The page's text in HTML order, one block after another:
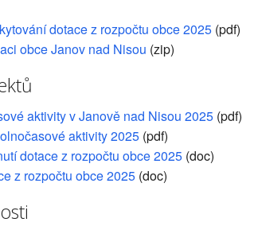
dotace z rozpočtu obce 2025(pdf)
obce Janov nad Nisou (zip)
aktivity v Janově nad Nisou 2025(pdf)
aktivity 2025(pdf)
dotace z rozpočtu obce 2025(doc)
z rozpočtu obce 2025(doc)